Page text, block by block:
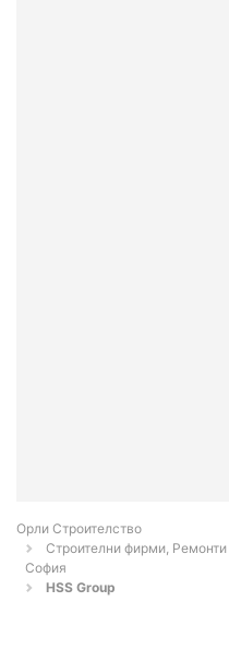
Орли Строителство
Строителни фирми,
София
HSS Group